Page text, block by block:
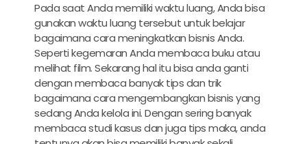
Pada saat Anda memiliki waktu luang, Anda bisa
gunakan waktu luang tersebut untuk belajar
bagaimana cara meningkatkan bisnis Anda.
Seperti kegemaran Anda membaca buku atau
melihat film. Sekarang hal itu bisa anda ganti
dengan membaca banyak tips dan trik
bagaimana cara mengembangkan bisnis yang
sedang Anda kelola ini. Dengan sering banyak
membaca studi kasus dan juga tips maka, anda